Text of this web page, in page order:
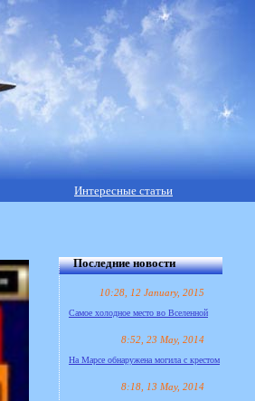
Интересные статьи
Последние новости
10:28, 12 January, 2015
Самое холодное место во Вселенной
8:52, 23 May, 2014
На Марсе обнаружена могила с крестом
8:18, 13 May, 2014